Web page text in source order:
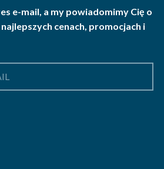
e-mail, a my powiadomimy Cię o
cenach, promocjach i